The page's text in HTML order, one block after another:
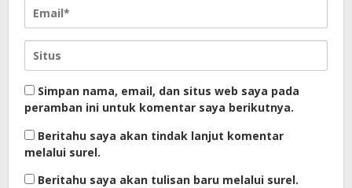
Simpan nama, email, dan situs web saya pada
peramban ini untuk komentar saya berikutnya.
Beritahu saya akan tindak lanjut komentar
melalui surel.
Beritahu saya akan tulisan baru melalui surel.